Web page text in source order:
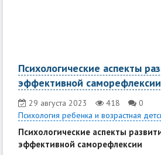
Психологические аспекты
эффективной
29 августа 2023 418
0
Психология ребенка и возрастная
Психологические аспекты
эффективной саморефлексии